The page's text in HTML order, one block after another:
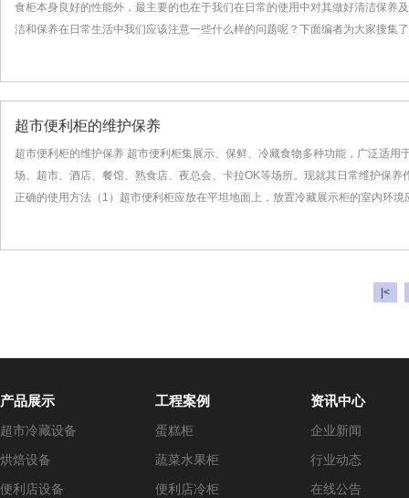
食柜本身良好的性能外，最主要的也在于我们在日常的使用中对其做好清洁保养
洁和保养在日常生活中我们应该注意一些什么样的问题呢？下面编者为大家搜集
超市便利柜的维护保养
超市便利柜的维护保养 超市便利柜集展示、保鲜、冷藏食物多种功能，广泛适用
场、超市、酒店、餐馆、熟食店、夜总会、卡拉OK等场所。现就其日常维护保养
正确的使用方法（1）超市便利柜应放在平坦地面上，放置冷藏展示柜的室内环境
|<
产品展示
超市冷藏设备
烘焙设备
便利店设备
工程案例
蛋糕柜
蔬菜水果柜
便利店冷柜
资讯中心
企业新闻
行业动态
在线公告